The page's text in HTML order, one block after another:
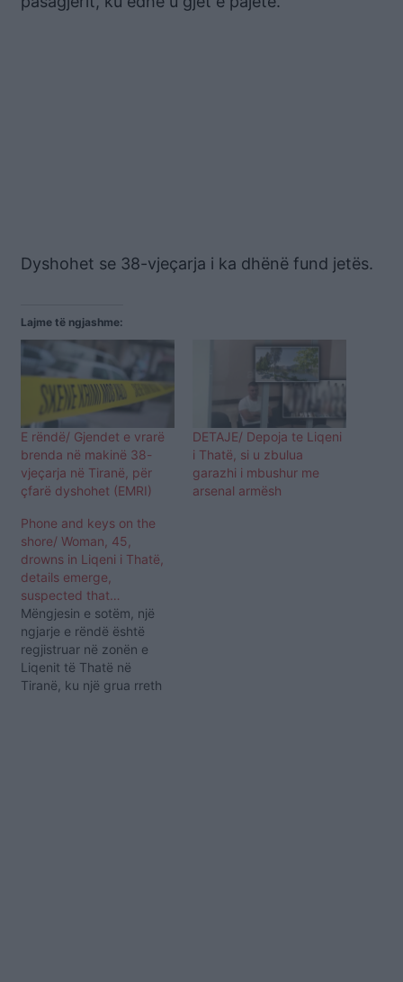
Dyshohet se 38-vjeçarja i ka dhënë fund jetës.
Lajme të ngjashme:
E rëndë/ Gjendet e vrarë
brenda në makinë 38-
vjeçarja në Tiranë, për
çfarë dyshohet (EMRI)
DETAJE/ Depoja te Liqeni
i Thatë, si u zbulua
garazhi i mbushur me
arsenal armësh
Phone and keys on the
shore/ Woman, 45,
drowns in Liqeni i Thatë,
details emerge,
suspected that…
Mëngjesin e sotëm, një
ngjarje e rëndë është
regjistruar në zonën e
Liqenit të Thatë në
Tiranë, ku një grua rreth